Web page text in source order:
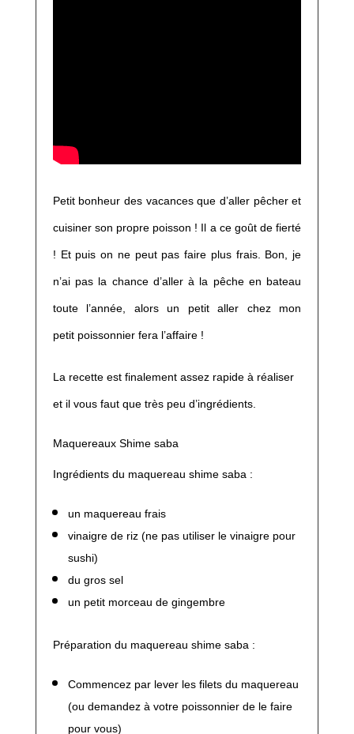
Petit bonheur des vacances que d’aller pêcher et
cuisiner son propre poisson ! Il a ce goût de fierté
! Et puis on ne peut pas faire plus frais. Bon, je
n’ai pas la chance d’aller à la pêche en bateau
toute l’année, alors un petit aller chez mon
petit poissonnier fera l’affaire !
La recette est finalement assez rapide à réaliser
et il vous faut que très peu d’ingrédients.
Maquereaux Shime saba
Ingrédients du maquereau shime saba :
un maquereau frais
vinaigre de riz (ne pas utiliser le vinaigre pour
sushi)
du gros sel
un petit morceau de gingembre
Préparation du maquereau shime saba :
Commencez par lever les filets du maquereau
(ou demandez à votre poissonnier de le faire
pour vous)